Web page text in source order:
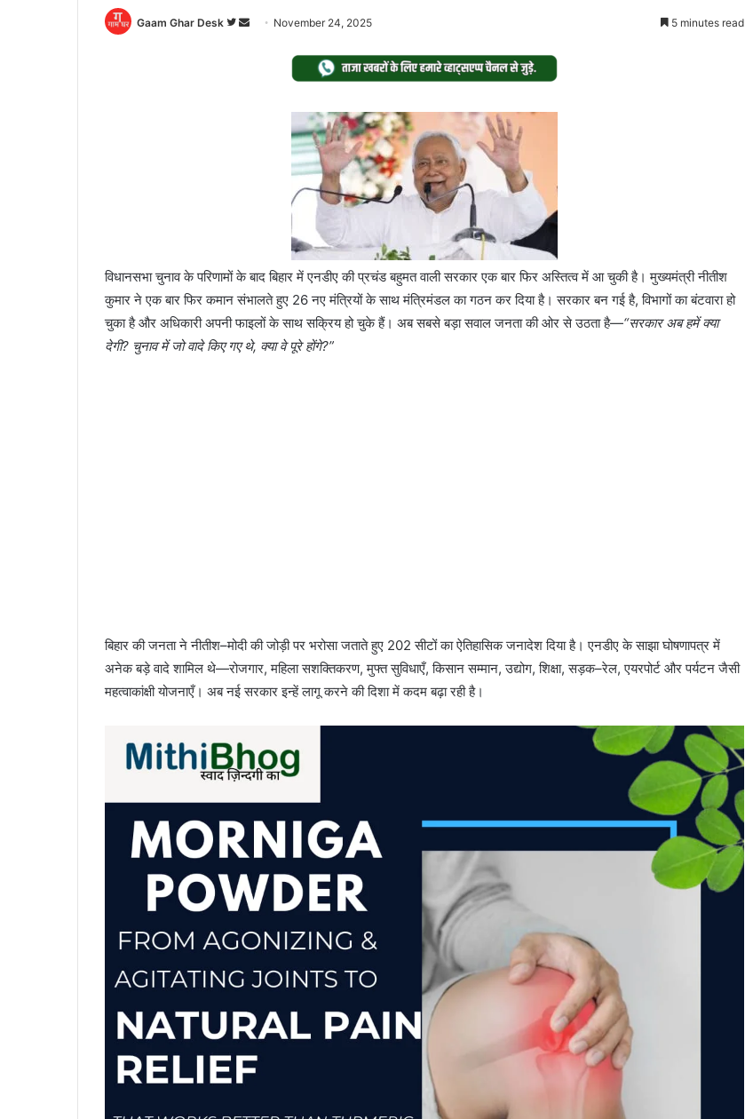
Gaam Ghar Desk
Follow
Send November 24, 2025 5 minutes read
विधानसभा चुनाव के परिणामों के बाद बिहार में एनडीए की प्रचंड बहुमत वाली सरकार एक बार फिर अस्तित्व में आ चुकी है। मुख्यमंत्री नीतीश
कुमार ने एक बार फिर कमान संभालते हुए 26 नए मंत्रियों के साथ मंत्रिमंडल का गठन कर दिया है। सरकार बन गई है, विभागों का बंटवारा हो
चुका है और अधिकारी अपनी फाइलों के साथ सक्रिय हो चुके हैं। अब सबसे बड़ा सवाल जनता की ओर से उठता है—“सरकार अब हमें क्या
देगी? चुनाव में जो वादे किए गए थे, क्या वे पूरे होंगे?”
बिहार की जनता ने नीतीश–मोदी की जोड़ी पर भरोसा जताते हुए 202 सीटों का ऐतिहासिक जनादेश दिया है। एनडीए के साझा घोषणापत्र में
अनेक बड़े वादे शामिल थे—रोजगार, महिला सशक्तिकरण, मुफ्त सुविधाएँ, किसान सम्मान, उद्योग, शिक्षा, सड़क–रेल, एयरपोर्ट और पर्यटन जैसी
महत्वाकांक्षी योजनाएँ। अब नई सरकार इन्हें लागू करने की दिशा में कदम बढ़ा रही है।